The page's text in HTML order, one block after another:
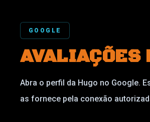
GOOGLE
AVALIAÇÕES
Abra o perfil da Hugo no Google.
as fornece pela conexão